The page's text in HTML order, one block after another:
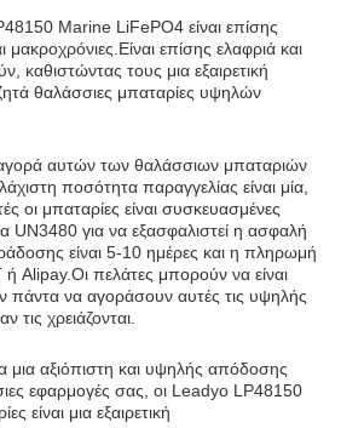
Marine LiFePO4 είναι επίσης
μακροχρόνιες.Είναι επίσης ελαφριά και
καθιστώντας τους μια εξαιρετική
θαλάσσιες μπαταρίες υψηλών
αγορά αυτών των θαλάσσιων μπαταριών
ποσότητα παραγγελίας είναι μία,
οι μπαταρίες είναι συσκευασμένες
για να εξασφαλιστεί η ασφαλή
είναι 5-10 ημέρες και η πληρωμή
ή Alipay.Οι πελάτες μπορούν να είναι
πάντα να αγοράσουν αυτές τις υψηλής
τις χρειάζονται.
μια αξιόπιστη και υψηλής απόδοσης
εφαρμογές σας, οι Leadyo LP48150
είναι μια εξαιρετική